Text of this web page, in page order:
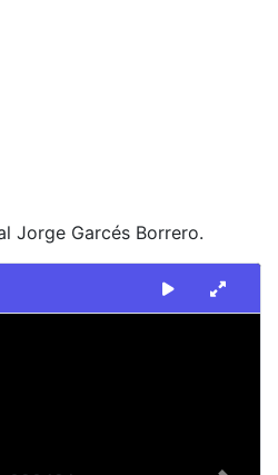
Jorge Garcés Borrero.